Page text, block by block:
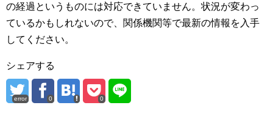
の経過というものには対応できていません。状況が変わっ
ているかもしれないので、関係機関等で最新の情報を入手
してください。
シェアする
error 0 0